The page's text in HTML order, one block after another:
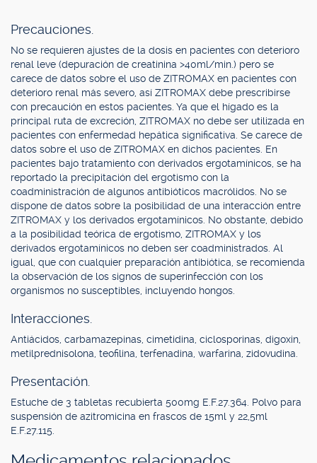
Precauciones.
No se requieren ajustes de la dosis en pacientes con deterioro
renal leve (depuración de creatinina >40ml/min.) pero se
carece de datos sobre el uso de ZITROMAX en pacientes con
deterioro renal más severo, así ZITROMAX debe prescribirse
con precaución en estos pacientes. Ya que el hígado es la
principal ruta de excreción, ZITROMAX no debe ser utilizada en
pacientes con enfermedad hepática significativa. Se carece de
datos sobre el uso de ZITROMAX en dichos pacientes. En
pacientes bajo tratamiento con derivados ergotamínicos, se ha
reportado la precipitación del ergotismo con la
coadministración de algunos antibióticos macrólidos. No se
dispone de datos sobre la posibilidad de una interacción entre
ZITROMAX y los derivados ergotamínicos. No obstante, debido
a la posibilidad teórica de ergotismo, ZITROMAX y los
derivados ergotamínicos no deben ser coadministrados. Al
igual, que con cualquier preparación antibiótica, se recomienda
la observación de los signos de superinfección con los
organismos no susceptibles, incluyendo hongos.
Interacciones.
Antiácidos, carbamazepinas, cimetidina, ciclosporinas, digoxin,
metilprednisolona, teofilina, terfenadina, warfarina, zidovudina.
Presentación.
Estuche de 3 tabletas recubierta 500mg E.F.27.364. Polvo para
suspensión de azitromicina en frascos de 15ml y 22,5ml
E.F.27.115.